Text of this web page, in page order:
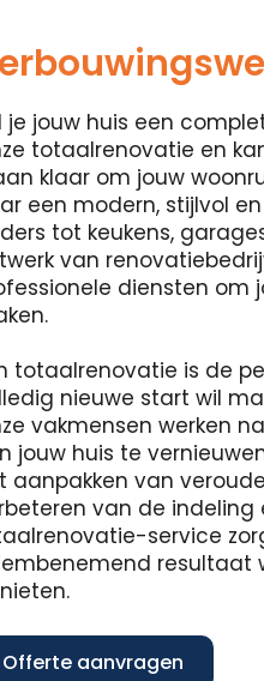
je jouw huis een
totaalrenovatie en
​​klaar om jouw
een modern, stijlvol
tot keukens,
van
diensten om
totaalrenovatie is de
nieuwe start wil
vakmensen werken
jouw huis te
aanpakken van
van de indeling
service
resultaat
Offerte aanvragen